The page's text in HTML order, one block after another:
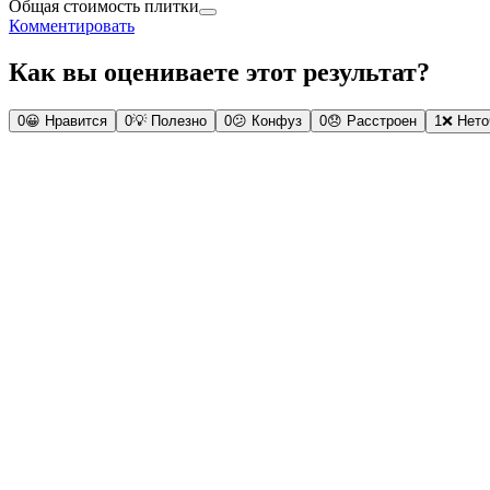
Общая стоимость плитки
Комментировать
Как вы оцениваете этот результат?
0😀 Нравится 0💡 Полезно 0😕 Конфуз 0😞 Расстроен 1❌